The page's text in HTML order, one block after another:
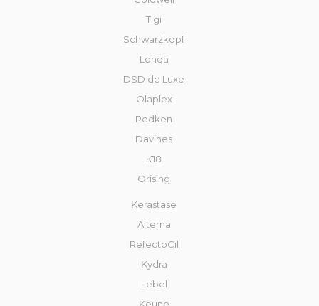
Tigi
Schwarzkopf
Londa
DSD de Luxe
Olaplex
Redken
Davines
К18
Orising
Kerastase
Alterna
RefectoCil
Kydra
Lebel